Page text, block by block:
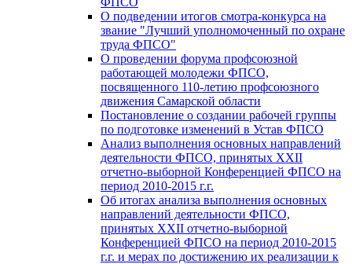
О подведении итогов смотра-конкурса на
звание "Лучший уполномоченный по охране
труда ФПСО"
О проведении форума профсоюзной
работающей молодежи ФПСО,
посвященного 110-летию профсоюзного
движения Самарской области
Постановление о создании рабочей группы
по подготовке изменений в Устав ФПСО
Анализ выполнения основных направлений
деятельности ФПСО, принятых XXII
отчетно-выборной Конференцией ФПСО на
период 2010-2015 г.г.
Об итогах анализа выполнения основных
направлений деятельности ФПСО,
принятых XXII отчетно-выборной
Конференцией ФПСО на период 2010-2015
г.г. и мерах по достижению их реализации к